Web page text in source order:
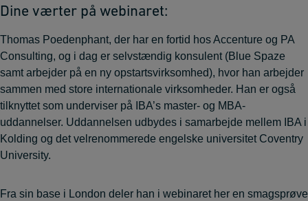
Dine værter på webinaret:
Thomas Poedenphant, der har en fortid hos Accenture og PA
Consulting, og i dag er selvstændig konsulent (Blue Spaze
samt arbejder på en ny opstartsvirksomhed), hvor han arbejder
sammen med store internationale virksomheder. Han er også
tilknyttet som underviser på IBA’s master- og MBA-
uddannelser. Uddannelsen udbydes i samarbejde mellem IBA i
Kolding og det velrenommerede engelske universitet Coventry
University.
Fra sin base i London deler han i webinaret her en smagsprøve